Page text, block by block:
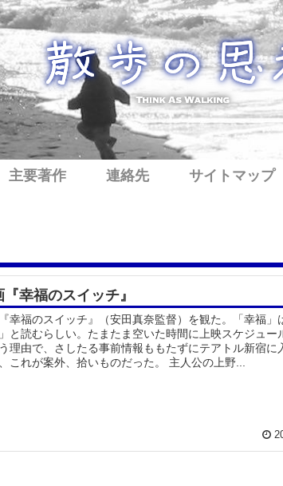
主要著作 連絡先 サイトマップ
『幸福のスイッチ』
幸福のスイッチ』（安田真奈監督）を観た。「幸福」
と読むらしい。たまたま空いた時間に上映スケジュー
理由で、さしたる事前情報ももたずにテアトル新宿に
これが案外、拾いものだった。 主人公の上野...